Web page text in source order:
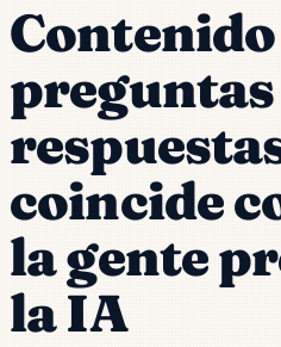
Contenido
coincide
la gente
la IA